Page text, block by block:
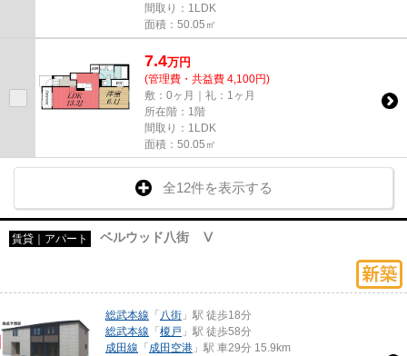
間取り：1LDK
面積：50.05㎡
7.4万円
(管理費・共益費 4,100円)
敷：0ヶ月｜礼：1ヶ月
所在階：1階
間取り：1LDK
面積：50.05㎡
全12件を表示する
賃貸｜アパート ベルウッド八街 Ⅴ
総武本線 「 八街 」駅 徒歩18分
総武本線 「榎戸 」駅 徒歩58分
成田線 「成田空港 」駅 車29分 15.9km